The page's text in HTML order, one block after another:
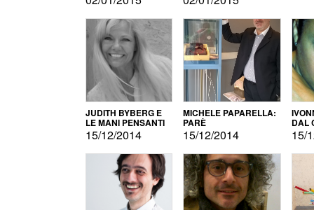
JUDITH BYBERG E
LE MANI PENSANTI
15/12/2014
MICHELE PAPARELLA:
PARÈ
15/12/2014
DAL
15/